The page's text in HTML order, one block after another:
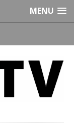
MENU